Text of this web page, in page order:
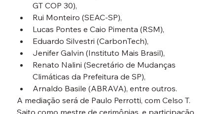
GT COP 30),
Rui Monteiro (SEAC-SP),
Lucas Pontes e Caio Pimenta (RSM),
Eduardo Silvestri (CarbonTech),
Jenifer Galvin (Instituto Mais Brasil),
Renato Nalini (Secretário de Mudanças
Climáticas da Prefeitura de SP),
Arnaldo Basile (ABRAVA), entre outros.
A mediação será de Paulo Perrotti, com Celso T.